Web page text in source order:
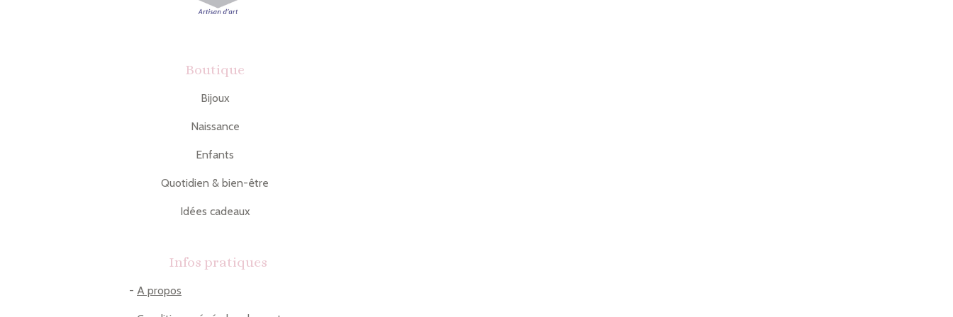
Boutique
Bijoux
Naissance
Enfants
Quotidien & bien-être
Idées cadeaux
Infos pratiques
- A propos